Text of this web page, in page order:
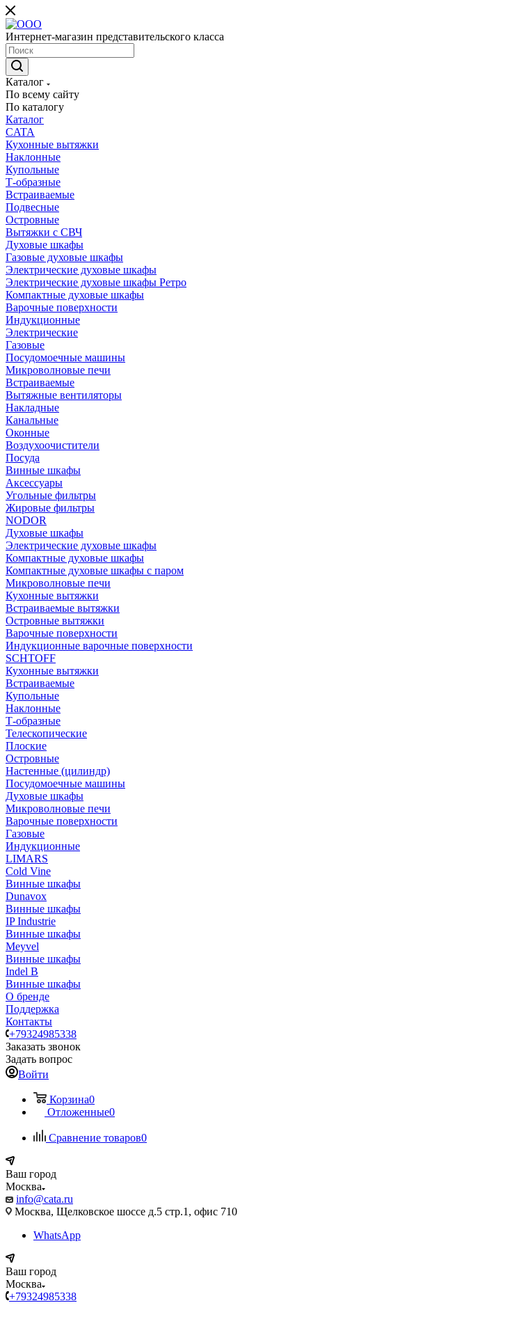
Интернет-магазин представительского класса
Каталог
По всему сайту
По каталогу
Каталог
CATA
Кухонные вытяжки
Наклонные
Купольные
Т-образные
Встраиваемые
Подвесные
Островные
Вытяжки с СВЧ
Духовые шкафы
Газовые духовые шкафы
Электрические духовые шкафы
Электрические духовые шкафы Ретро
Компактные духовые шкафы
Варочные поверхности
Индукционные
Электрические
Газовые
Посудомоечные машины
Микроволновые печи
Встраиваемые
Вытяжные вентиляторы
Накладные
Канальные
Оконные
Воздухоочистители
Посуда
Винные шкафы
Аксессуары
Угольные фильтры
Жировые фильтры
NODOR
Духовые шкафы
Электрические духовые шкафы
Компактные духовые шкафы
Компактные духовые шкафы с паром
Микроволновые печи
Кухонные вытяжки
Встраиваемые вытяжки
Островные вытяжки
Варочные поверхности
Индукционные варочные поверхности
SCHTOFF
Кухонные вытяжки
Встраиваемые
Купольные
Наклонные
Т-образные
Телескопические
Плоские
Островные
Настенные (цилиндр)
Посудомоечные машины
Духовые шкафы
Микроволновые печи
Варочные поверхности
Газовые
Индукционные
LIMARS
Cold Vine
Винные шкафы
Dunavox
Винные шкафы
IP Industrie
Винные шкафы
Meyvel
Винные шкафы
Indel B
Винные шкафы
О бренде
Поддержка
Контакты
+79324985338
Заказать звонок
Задать вопрос
Войти
Корзина0
Отложенные0
Сравнение товаров0
Ваш город
Москва
info@cata.ru
Москва, Щелковское шоссе д.5 стр.1, офис 710
WhatsApp
Ваш город
Москва
+79324985338